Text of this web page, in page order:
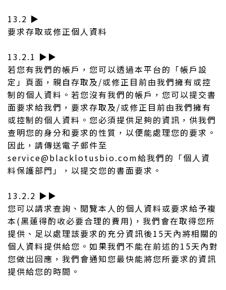
13.2 ▶︎
要求存取或修正個人資料
13.2.1 ▶︎▶︎
若您有我們的帳戶，您可以透過本平台的「帳戶設
定」頁面，親自存取及/或修正目前由我們擁有或控
制的個人資料。若您沒有我們的帳戶，您可以提交書
面要求給我們，要求存取及/或修正目前由我們擁有
或控制的個人資料。您必須提供足夠的資訊，供我們
查明您的身分和要求的性質，以便能處理您的要求。
因此，請傳送電子郵件至
service@blacklotusbio.com給我們的「個人資
料保護部門」，以提交您的書面要求。
13.2.2 ▶︎▶︎
您可以請求查詢、閱覽本人的個人資料或要求給予複
本(黑蓮得酌收必要合理的費用)，我們會在取得您所
提供、足以處理該要求的充分資訊後15天內將相關的
個人資料提供給您。如果我們不能在前述的15天內對
您做出回應，我們會通知您最快能將您所要求的資訊
提供給您的時間。